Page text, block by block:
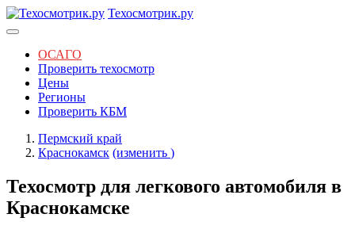
Техосмотрик.ру
ОСАГО
Проверить техосмотр
Цены
Регионы
Проверить КБМ
Пермский край
Краснокамск (изменить )
Техосмотр для легкового автомобиля в
Краснокамске